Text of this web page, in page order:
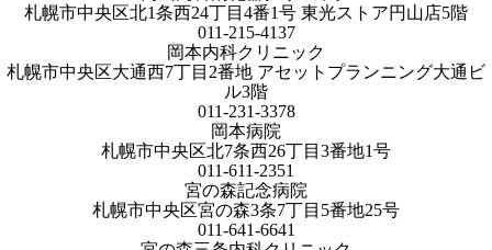
札幌市中央区北1条西24丁目4番1号 東光ストア円山店5階
011-215-4137
岡本内科クリニック
札幌市中央区大通西7丁目2番地 アセットプランニング大通ビ
ル3階
011-231-3378
岡本病院
札幌市中央区北7条西26丁目3番地1号
011-611-2351
宮の森記念病院
札幌市中央区宮の森3条7丁目5番地25号
011-641-6641